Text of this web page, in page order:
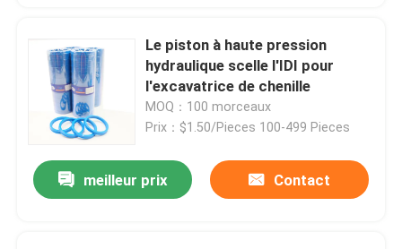
Maison
Le piston à haute pression
hydraulique scelle l'IDI pour
l'excavatrice de chenille
MOQ：100 morceaux
Prix：$1.50/Pieces 100-499 Pieces
meilleur prix Contact